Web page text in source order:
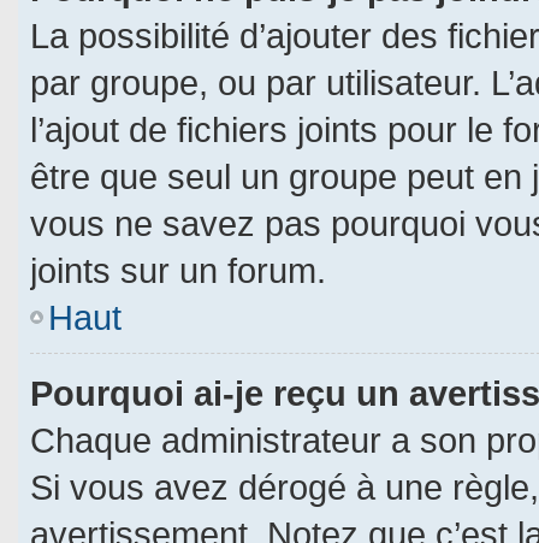
La possibilité d’ajouter des
par groupe, ou par utilisateur.
l’ajout de fichiers joints pour le
être que seul un groupe peut en
vous ne savez pas pourquoi
joints sur un forum.
Haut
Pourquoi ai-je reçu un
Chaque administrateur a son
Si vous avez dérogé à une
avertissement. Notez que c’est